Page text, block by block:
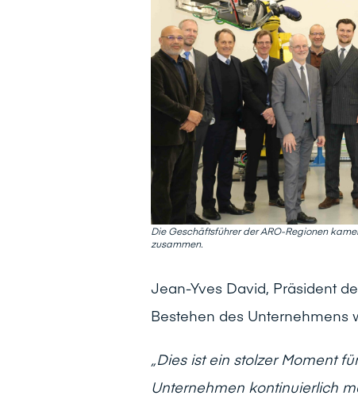
Die Geschäftsführer der ARO-Regionen
zusammen.
Jean-Yves David, Präsident
Bestehen des Unternehmens
„Dies ist ein stolzer Moment
Unternehmen kontinuierlich